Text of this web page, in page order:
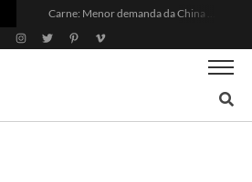
Inadimplência no crédito rural deve seguir elevada até 2027
Lula sanciona MP do Frete e agro teme alta dos custos logísticos
Brasil tem 2º maior juro real do mundo